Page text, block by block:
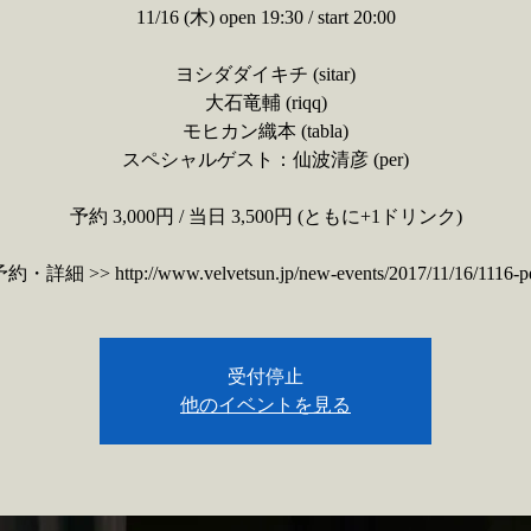
11/16 (木) open 19:30 / start 20:00
ヨシダダイキチ (sitar)
大石竜輔 (riqq)
モヒカン織本 (tabla)
スペシャルゲスト：仙波清彦 (per)
予約 3,000円 / 当日 3,500円 (ともに+1ドリンク)
約・詳細 >> http://www.velvetsun.jp/new-events/2017/11/16/1116-
受付停止
他のイベントを見る